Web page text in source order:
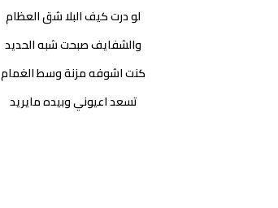
لو درت كيف البلا شق العظام
والشفايف صبحت شبه الحديد
كنت اشوفه مزنة وسط الغمام
تسعد اعيوني وبيده مايريد